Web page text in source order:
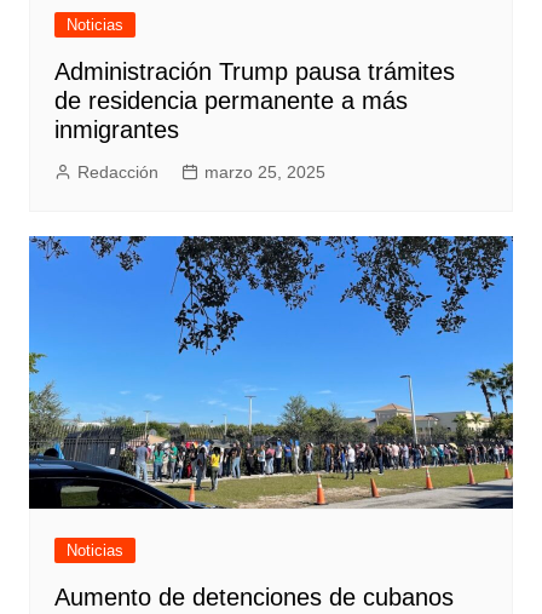
Noticias
Administración Trump pausa trámites
de residencia permanente a más
inmigrantes
Redacción marzo 25, 2025
Noticias
Aumento de detenciones de cubanos